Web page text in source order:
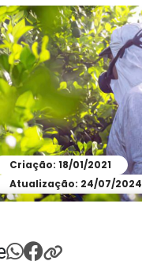
Criação: 18/01/2021
Atualização: 24/07/2024